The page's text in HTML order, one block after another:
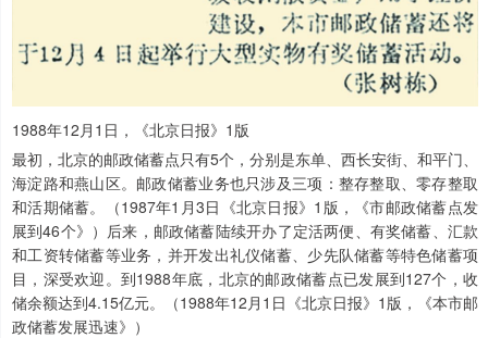
1988年12月1日，《北京日报》1版
最初，北京的邮政储蓄点只有5个，分别是东单、西长安街、和平门、
海淀路和燕山区。邮政储蓄业务也只涉及三项：整存整取、零存整取
和活期储蓄。（1987年1月3日《北京日报》1版，《市邮政储蓄点发
展到46个》）后来，邮政储蓄陆续开办了定活两便、有奖储蓄、汇款
和工资转储蓄等业务，并开发出礼仪储蓄、少先队储蓄等特色储蓄项
目，深受欢迎。到1988年底，北京的邮政储蓄点已发展到127个，收
储余额达到4.15亿元。（1988年12月1日《北京日报》1版，《本市邮
政储蓄发展迅速》）